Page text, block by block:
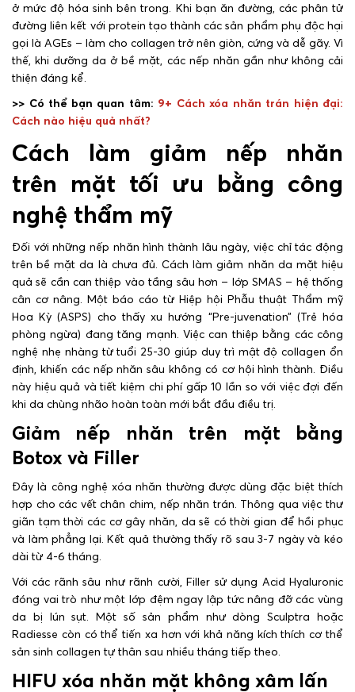
ở mức độ hóa sinh bên trong. Khi bạn ăn đường, các phân tử
đường liên kết với protein tạo thành các sản phẩm phụ độc hại
gọi là AGEs – làm cho collagen trở nên giòn, cứng và dễ gãy. Vì
thế, khi dưỡng da ở bề mặt, các nếp nhăn gần như không cải
thiện đáng kể.
>> Có thể bạn quan tâm: 9+ Cách xóa nhăn trán hiện đại:
Cách nào hiệu quả nhất?
Cách làm giảm nếp nhăn
trên mặt tối ưu bằng công
nghệ thẩm mỹ
Đối với những nếp nhăn hình thành lâu ngày, việc chỉ tác động
trên bề mặt da là chưa đủ. Cách làm giảm nhăn da mặt hiệu
quả sẽ cần can thiệp vào tầng sâu hơn – lớp SMAS – hệ thống
cân cơ nâng. Một báo cáo từ Hiệp hội Phẫu thuật Thẩm mỹ
Hoa Kỳ (ASPS) cho thấy xu hướng “Pre-juvenation” (Trẻ hóa
phòng ngừa) đang tăng mạnh. Việc can thiệp bằng các công
nghệ nhẹ nhàng từ tuổi 25-30 giúp duy trì mật độ collagen ổn
định, khiến các nếp nhăn sâu không có cơ hội hình thành. Điều
này hiệu quả và tiết kiệm chi phí gấp 10 lần so với việc đợi đến
khi da chùng nhão hoàn toàn mới bắt đầu điều trị.
Giảm nếp nhăn trên mặt bằng
Botox và Filler
Đây là công nghệ xóa nhăn thường được dùng đặc biệt thích
hợp cho các vết chân chim, nếp nhăn trán. Thông qua việc thư
giãn tạm thời các cơ gây nhăn, da sẽ có thời gian để hồi phục
và làm phẳng lại. Kết quả thường thấy rõ sau 3-7 ngày và kéo
dài từ 4-6 tháng.
Với các rãnh sâu như rãnh cười, Filler sử dụng Acid Hyaluronic
đóng vai trò như một lớp đệm ngay lập tức nâng đỡ các vùng
da bị lún sụt. Một số sản phẩm như dòng Sculptra hoặc
Radiesse còn có thể tiến xa hơn với khả năng kích thích cơ thể
sản sinh collagen tự thân sau nhiều tháng tiếp theo.
HIFU xóa nhăn mặt không xâm lấn